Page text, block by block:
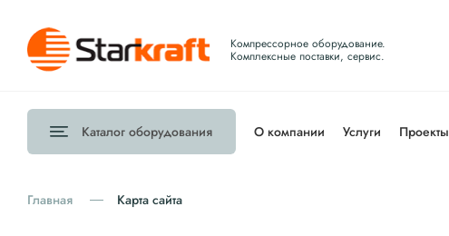
Компрессорное оборудование.
Комплексные поставки, сервис.
Каталог оборудования О компании Услуги Проекты
Главная Карта сайта